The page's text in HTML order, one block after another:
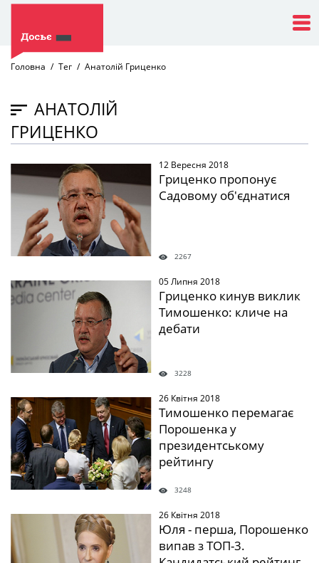
Головна Тег Анатолій Гриценко
АНАТОЛІЙ
ГРИЦЕНКО
12 Вересня 2018
Гриценко пропонує
Садовому об'єднатися
2267
" /> 05 Липня 2018
Гриценко кинув виклик
Тимошенко: кличе на
дебати
3228
" /> 26 Квітня 2018
Тимошенко перемагає
Порошенка у
президентському
рейтингу
3248
26 Квітня 2018
Юля - перша, Порошенко
випав з ТОП-3.